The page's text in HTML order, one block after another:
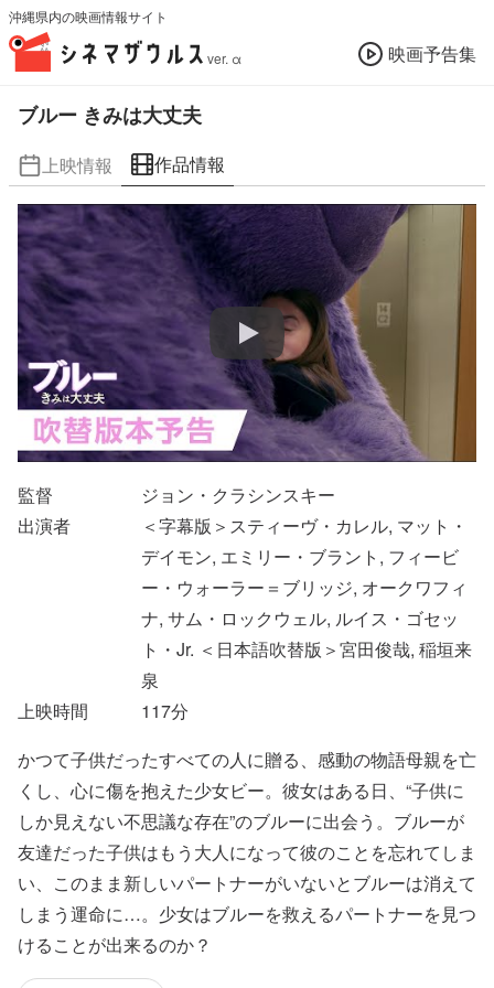
沖縄県内の映画情報サイト
ver. α 映画予告集
ブルー きみは大丈夫
上映情報 作品情報
監督
ジョン・クラシンスキー
出演者
＜字幕版＞スティーヴ・カレル, マット・
デイモン, エミリー・ブラント, フィービ
ー・ウォーラー＝ブリッジ, オークワフィ
ナ, サム・ロックウェル, ルイス・ゴセッ
ト・Jr. ＜日本語吹替版＞宮田俊哉, 稲垣来
泉
上映時間
117分
かつて子供だったすべての人に贈る、感動の物語母親を亡
くし、心に傷を抱えた少女ビー。彼女はある日、“子供に
しか見えない不思議な存在”のブルーに出会う。ブルーが
友達だった子供はもう大人になって彼のことを忘れてしま
い、このまま新しいパートナーがいないとブルーは消えて
しまう運命に…。少女はブルーを救えるパートナーを見つ
けることが出来るのか？